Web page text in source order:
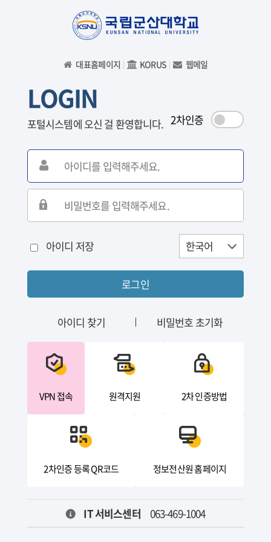
대표홈페이지 KORUS 웹메일
LOGIN
포털시스템에 오신 걸 환영합니다. 2차인증
아이디 저장
로그인
아이디 찾기 비밀번호 초기화
VPN 접속 원격지원 2차 인증방법
2차인증 등록 QR코드 정보전산원 홈페이지
IT 서비스센터 063-469-1004